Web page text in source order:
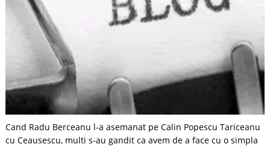
Cand Radu Berceanu l-a asemanat pe Calin Popescu Tariceanu
cu Ceausescu, multi s-au gandit ca avem de a face cu o simpla